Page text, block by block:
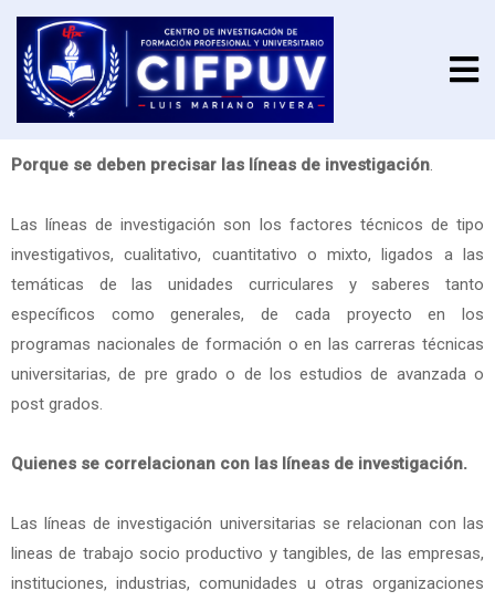
Porque se deben precisar las líneas de investigación
Las líneas de investigación son los factores técnicos de tipo
investigativos, cualitativo, cuantitativo o mixto, ligados a las
temáticas de las unidades curriculares y saberes tanto
específicos como generales, de cada proyecto en los
programas nacionales de formación o en las carreras técnicas
universitarias, de pre grado o de los estudios de avanzada o
post grados.
Quienes se correlacionan con las líneas de investigación.
Las líneas de investigación universitarias se relacionan con las
lineas de trabajo socio productivo y tangibles, de las empresas,
instituciones, industrias, comunidades u otras organizaciones